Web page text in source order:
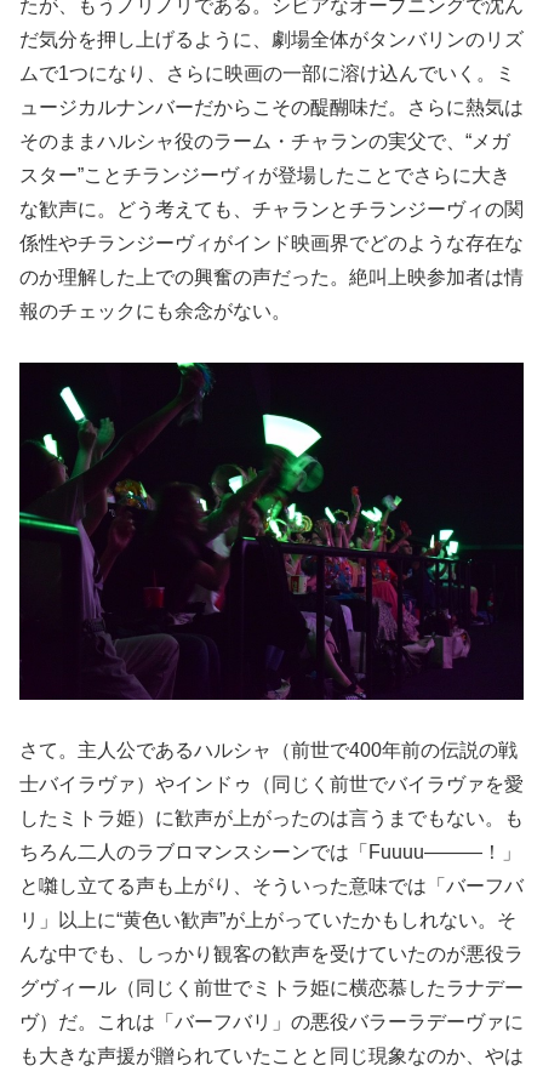
たが、もうノリノリである。シビアなオープニングで沈ん
だ気分を押し上げるように、劇場全体がタンバリンのリズ
ムで1つになり、さらに映画の一部に溶け込んでいく。ミ
ュージカルナンバーだからこその醍醐味だ。さらに熱気は
そのままハルシャ役のラーム・チャランの実父で、“メガ
スター”ことチランジーヴィが登場したことでさらに大き
な歓声に。どう考えても、チャランとチランジーヴィの関
係性やチランジーヴィがインド映画界でどのような存在な
のか理解した上での興奮の声だった。絶叫上映参加者は情
報のチェックにも余念がない。
さて。主人公であるハルシャ（前世で400年前の伝説の戦
士バイラヴァ）やインドゥ（同じく前世でバイラヴァを愛
したミトラ姫）に歓声が上がったのは言うまでもない。も
ちろん二人のラブロマンスシーンでは「Fuuuu―――！」
と囃し立てる声も上がり、そういった意味では「バーフバ
リ」以上に“黄色い歓声”が上がっていたかもしれない。そ
んな中でも、しっかり観客の歓声を受けていたのが悪役ラ
グヴィール（同じく前世でミトラ姫に横恋慕したラナデー
ヴ）だ。これは「バーフバリ」の悪役バラーラデーヴァに
も大きな声援が贈られていたことと同じ現象なのか、やは